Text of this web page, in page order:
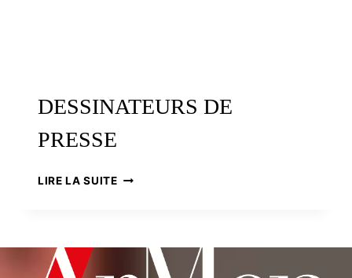
DESSINATEURS DE
PRESSE
LIRE LA SUITEDESSINATEURS